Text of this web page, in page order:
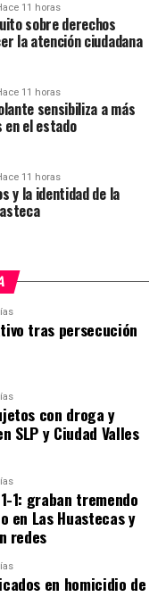
11 horas
sobre derechos
la atención ciudadana
11 horas
sensibiliza a más
en el estado
11 horas
y la identidad de la
tras persecución
con droga y
SLP y Ciudad Valles
1: graban tremendo
en Las Huastecas y
redes
en homicidio de